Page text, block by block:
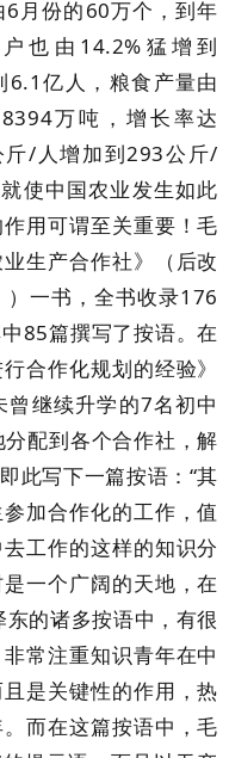
月份的60万个，到年
也由14.2%猛增到
6.1亿人，粮食产量由
万吨，增长率达
斤/人增加到293公斤/
使中国农业发生如此
用可谓至关重要！毛
生产合作社》（后改
一书，全书收录176
85篇撰写了按语。在
合作化规划的经验》
继续升学的7名初中
配到各个合作社，解
此写下一篇按语：“其
加合作化的工作，值
工作的这样的知识分
一个广阔的天地，在
的诸多按语中，有很
常注重知识青年在中
是关键性的作用，热
而在这篇按语中，毛